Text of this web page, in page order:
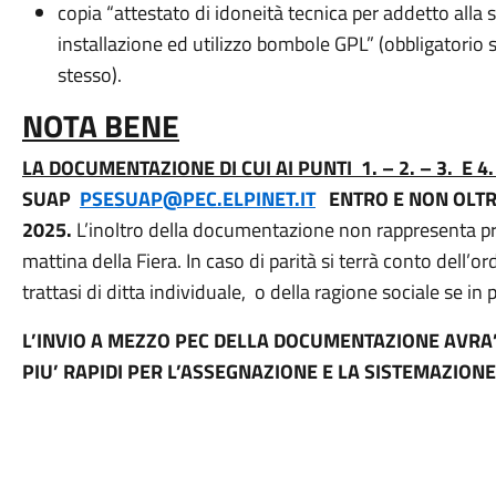
copia “attestato di idoneità tecnica per addetto
installazione ed utilizzo bombole GPL”
stesso).
NOTA BENE
LA DOCUMENTAZIONE DI CUI AI PUNTI 1. – 2. – 3. E
SUAP PSESUAP@PEC.ELPINET.ITENTRO E NON
2025. L’inoltro della documentazione non rappresenta
mattina della Fiera. In caso di parità si terràconto
trattasi di ditta individuale, o della ragione sociale se in
L’INVIO A MEZZO PEC DELLA DOCUMENTAZIONE
PIU’ RAPIDI PER L’ASSEGNAZIONE E LA